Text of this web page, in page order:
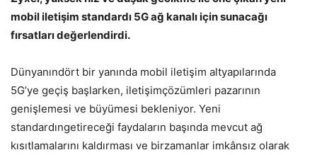
mobil iletişim standardı 5G ağ kanalı için sunacağı
fırsatları değerlendirdi.
Dünyanındört bir yanında mobil iletişim altyapılarında
5G’ye geçiş başlarken, iletişimçözümleri pazarının
genişlemesi ve büyümesi bekleniyor. Yeni
standardıngetireceği faydaların başında mevcut ağ
kısıtlamalarını kaldırması ve birzamanlar imkânsız olarak